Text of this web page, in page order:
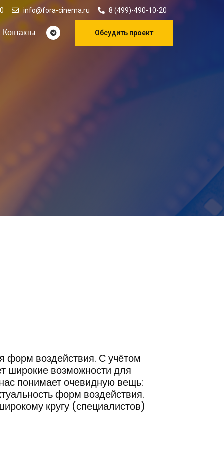
info@fora-cinema.ru 8 (499)-490-10-20
Контакты Обсудить проект
форм воздействия. С учётом
широкие возможности для
понимает очевидную вещь:
форм воздействия.
кругу (специалистов)